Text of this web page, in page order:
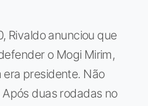
Rivaldo anunciou que
o Mogi Mirim,
presidente. Não
duas rodadas no